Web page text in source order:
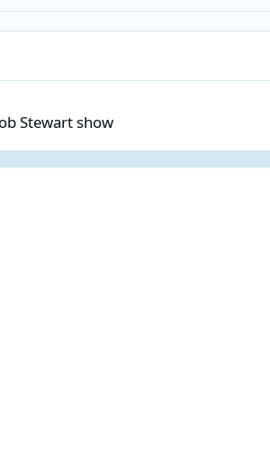
Stewart show